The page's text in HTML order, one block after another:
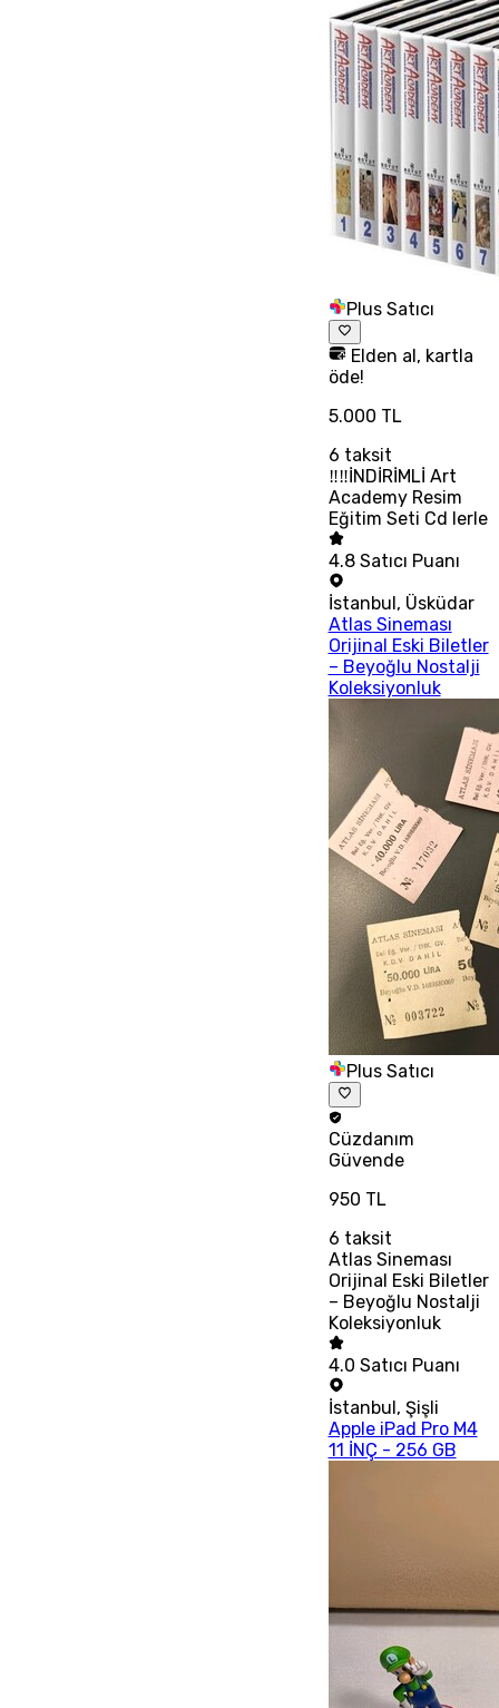
Plus Satıcı
Elden al, kartla
öde!
5.000 TL
6 taksit
‼‼İNDİRİMLİ Art
Academy Resim
Eğitim Seti Cd lerle
4.8 Satıcı Puanı
İstanbul , Üsküdar
Atlas Sineması
Orijinal Eski Biletler
– Beyoğlu Nostalji
Koleksiyonluk
Plus Satıcı
Cüzdanım
Güvende
950 TL
6 taksit
Atlas Sineması
Orijinal Eski Biletler
– Beyoğlu Nostalji
Koleksiyonluk
4.0 Satıcı Puanı
İstanbul, Şişli
Apple iPad Pro M4
11 İNÇ - 256 GB